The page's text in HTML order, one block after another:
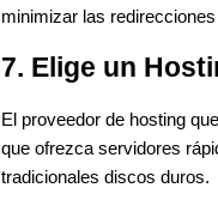
minimizar las
7. Elige un
El proveedor de hosting
que ofrezca servidores
tradicionales discos duros.